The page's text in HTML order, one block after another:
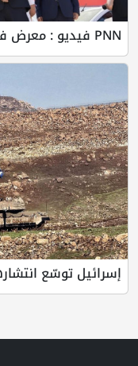
PNN فيديو : معرض فلسطين الدولي الثاني لل...
إسرائيل توسّع